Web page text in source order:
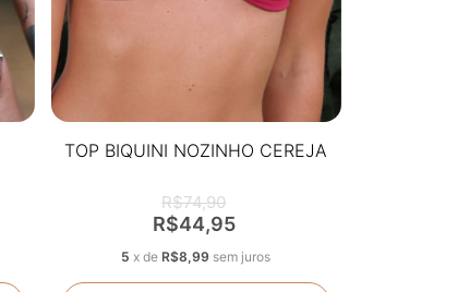
TOP BIQUINI NOZINHO CEREJA
R$74,90
R$44,95
5 xdeR$8,99 sem juros